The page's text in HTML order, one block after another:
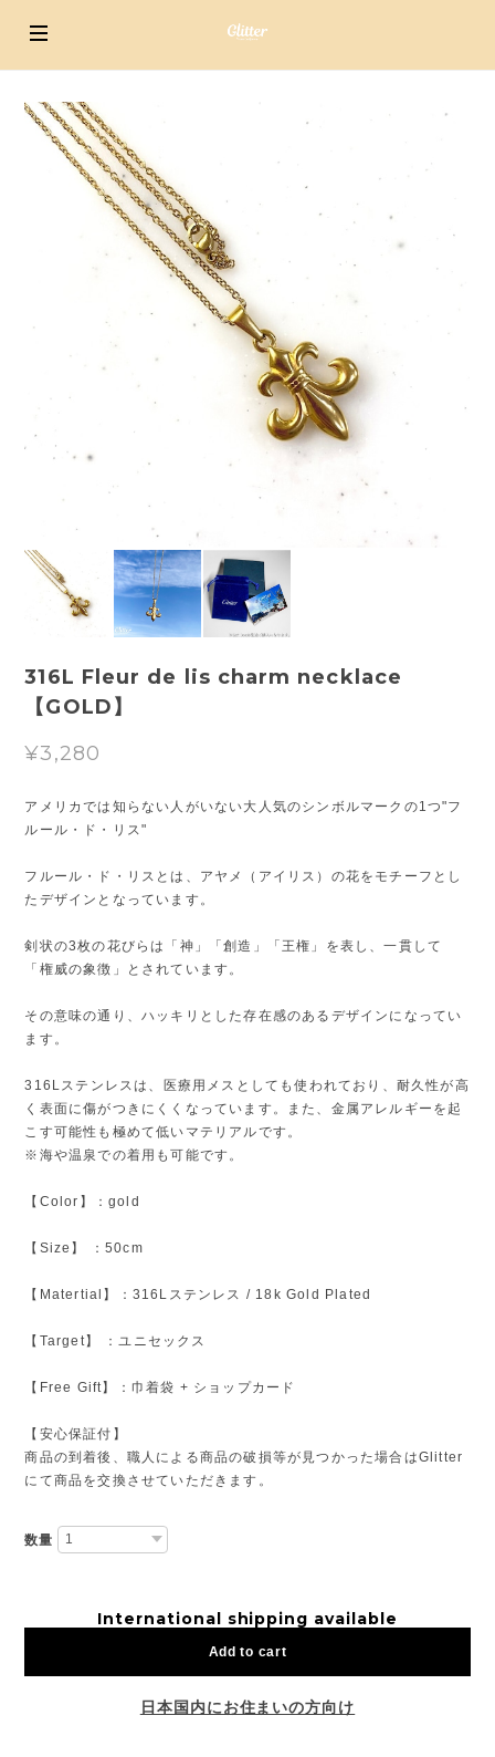
316L Fleur de lis charm necklace
【GOLD】
¥3,280
アメリカでは知らない人がいない大人気のシンボルマークの1つ"フ
ルール・ド・リス"
フルール・ド・リスとは、アヤメ（アイリス）の花をモチーフとし
たデザインとなっています。
剣状の3枚の花びらは「神」「創造」「王権」を表し、一貫して
「権威の象徴」とされています。
その意味の通り、ハッキリとした存在感のあるデザインになってい
ます。
316Lステンレスは、医療用メスとしても使われており、耐久性が高
く表面に傷がつきにくくなっています。また、金属アレルギーを起
こす可能性も極めて低いマテリアルです。
※海や温泉での着用も可能です。
【Color】：gold
【Size】 ：50cm
【Matertial】：316Lステンレス / 18k Gold Plated
【Target】 ：ユニセックス
【Free Gift】：巾着袋 + ショップカード
【安心保証付】
商品の到着後、職人による商品の破損等が見つかった場合はGlitter
にて商品を交換させていただきます。
数量
International shipping available
Add to cart
日本国内にお住まいの方向け